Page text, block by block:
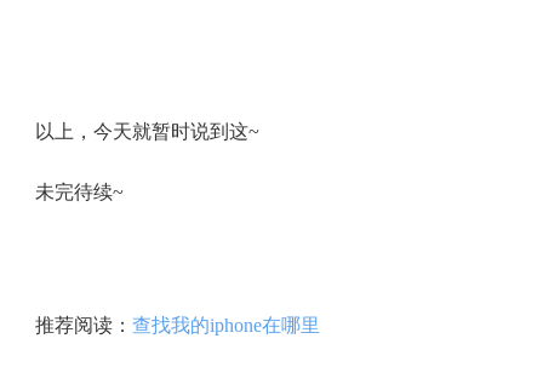
以上，今天就暂时说到这~
未完待续~
推荐阅读： 查找我的iphone在哪里